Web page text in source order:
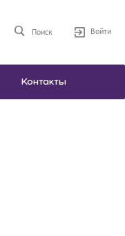
Поиск Войти
Контакты